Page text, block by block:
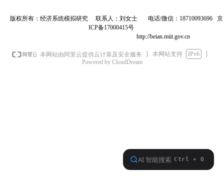
版权所有：经济系统模拟研究 联系人：刘女士 电话/微信：18710093696 京
ICP备17000415号
http://beian.miit.gov.cn
本网站由阿里云提供云计算及安全服务 本网站支持
IPv6
Powered by CloudDream